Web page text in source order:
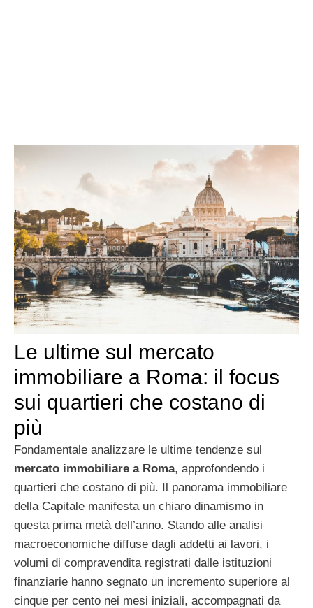
Le ultime sul mercato
immobiliare a Roma: il focus
sui quartieri che costano di
più
Fondamentale analizzare le ultime tendenze sul
mercato immobiliare a Roma, approfondendo i
quartieri che costano di più. Il panorama immobiliare
della Capitale manifesta un chiaro dinamismo in
questa prima metà dell’anno. Stando alle analisi
macroeconomiche diffuse dagli addetti ai lavori, i
volumi di compravendita registrati dalle istituzioni
finanziarie hanno segnato un incremento superiore al
cinque per cento nei mesi iniziali, accompagnati da